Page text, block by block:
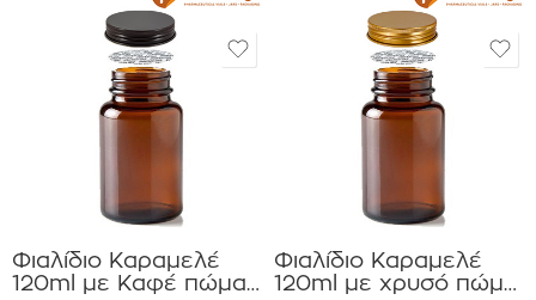
Φιαλίδιο Καραμελέ
120ml με Καφέ πώμα
Φιαλίδιο Καραμελέ
120ml με χρυσό πώμα